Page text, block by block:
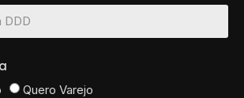
Quero Varejo